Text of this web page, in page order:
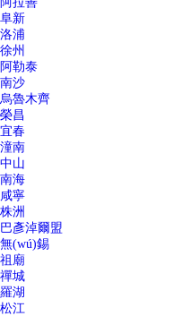
阜新
洛浦
徐州
阿勒泰
南沙
烏魯木齊
榮昌
宜春
潼南
中山
南海
咸寧
株洲
巴彥淖爾盟
無(wú)錫
祖廟
禪城
羅湖
松江